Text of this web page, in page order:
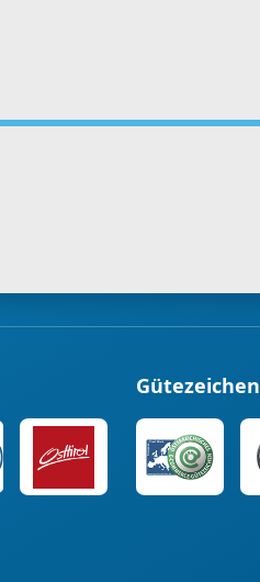
Gütezeichen